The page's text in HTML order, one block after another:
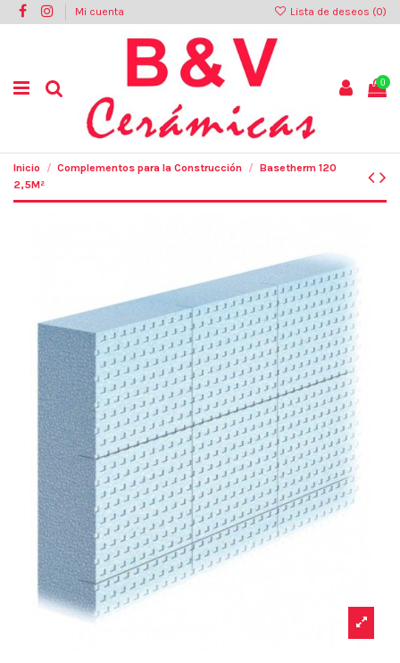
Mi cuenta Lista de deseos (0)
0
Inicio Complementos para la Construcción
Basetherm 120
2,5M²